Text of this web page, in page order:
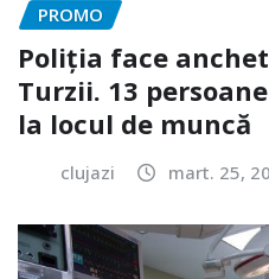
PROMO
Poliția face
Turzii. 13
la locul de muncă
clujazi mart. 25,